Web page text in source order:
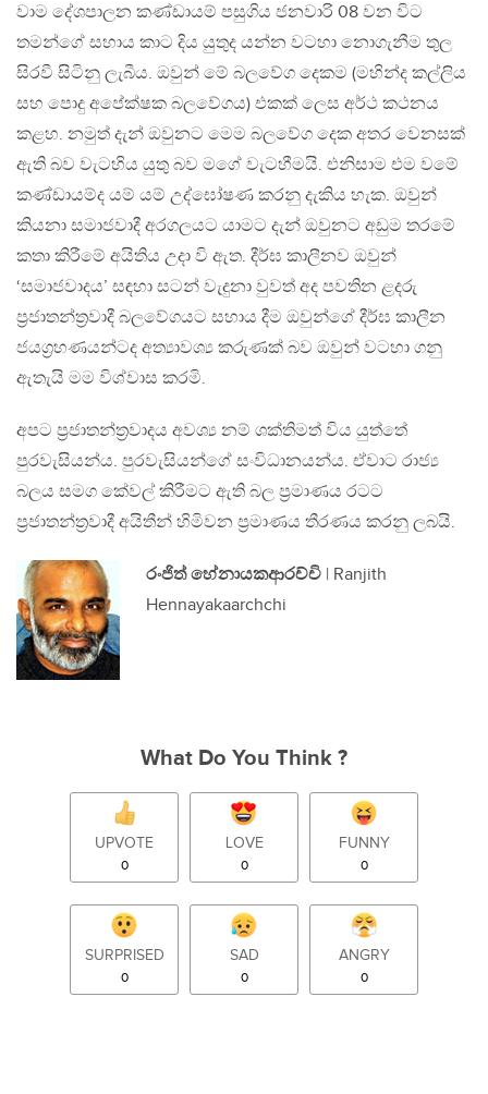
වාම දේශපාලන කණ්ඩායම් පසුගිය ජනවාරි 08 වන විට
තමන්ගේ සහාය කාට දිය යුතුද යන්න වටහා නොගැනීම තුල
සිරවී සිටිනු ලැබීය. ඔවුන් මේ බලවේග දෙකම (මහින්ද කල්ලිය
සහ පොදු අපේක්ෂක බලවේගය) එකක් ලෙස අර්ථ කථනය
කළහ. නමුත් දැන් ඔවුනට මෙම බලවේග දෙක අතර වෙනසක්
ඇති බව වැටහිය යුතු බව මගේ වැටහීමයි. එනිසාම එම වමේ
කණ්ඩායම්ද යම් යම් උද්ඝෝෂණ කරනු දැකිය හැක. ඔවුන්
කියනා සමාජවාදී අරගලයට යාමට දැන් ඔවුනට අඩුම තරමේ
කතා කිරීමේ අයිතිය උදා වි ඇත. දීර්ඝ කාලීනව ඔවුන්
‘සමාජවාදය’ සඳහා සටන් වැදුනා වුවත් අද පවතින ළදරු
ප්‍රජාතන්ත්‍රවාදී බලවේගයට සහාය දීම ඔවුන්ගේ දීර්ඝ කාලීන
ජයග්‍රහණයන්ටද අත්‍යාවශ්‍ය කරුණක් බව ඔවුන් වටහා ගනු
ඇතැයි මම විශ්වාස කරමි.
අපට ප්‍රජාතන්ත්‍රවාදය අවශ්‍ය නම් ශක්තිමත් විය යුත්තේ
පුරවැසියන්ය. පුරවැසියන්ගේ සංවිධානයන්ය. ඒවාට රාජ්‍ය
බලය සමග කේවල් කිරීමට ඇති බල ප්‍රමාණය රටට
ප්‍රජාතන්ත්‍රවාදී අයිතීන් හිමිවන ප්‍රමාණය තීරණය කරනු ලබයි.
රංජිත් හේනායකආරච්චි | Ranjith
Hennayakaarchchi
What Do You Think ?
UPVOTE
0
LOVE
0
FUNNY
0
SURPRISED
0
SAD
0
ANGRY
0